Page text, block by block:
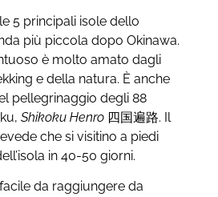
5 principali isole dello
più piccola dopo Okinawa.
è molto amato dagli
e della natura. È anche
pellegrinaggio degli 88
Shikoku Henro四国遍路. Il
che si visitino a piedi
in 40-50 giorni.
da raggiungere da